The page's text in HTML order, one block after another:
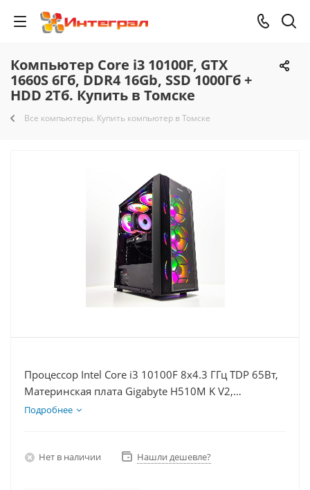
Компьютер Core i3 10100F, GTX
1660S 6Гб, DDR4 16Gb, SSD 1000Гб +
HDD 2Тб. Купить в Томске
Все компьютеры. Купить компьютер в Томске
Процессор Intel Core i3 10100F 8x4.3 ГГц TDP 65Вт,
Материнская плата Gigabyte H510M K V2,
Видеокарта GTX 1660S 6Гб, Память DDR4 16Gb,
Подробнее
Нет в наличии Нашли дешевле?